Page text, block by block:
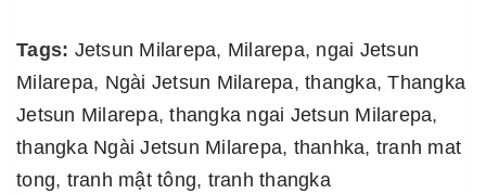
Tags: Jetsun Milarepa, Milarepa, ngai Jetsun
Milarepa, Ngài Jetsun Milarepa, thangka,Thangka
Jetsun Milarepa,thangka ngai Jetsun Milarepa,
thangka Ngài Jetsun Milarepa, thanhka, tranh mat
tong, tranh mật tông, tranh thangka